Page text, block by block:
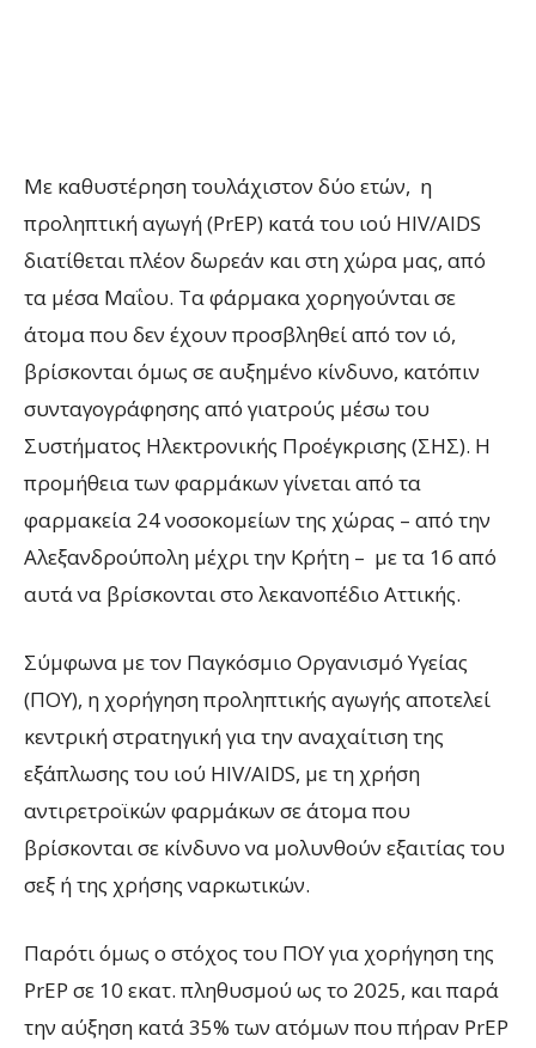
Με καθυστέρηση τουλάχιστον δύο ετών, η
προληπτική αγωγή (PrEP) κατά του ιού HIV/AIDS
διατίθεται πλέον δωρεάν και στη χώρα μας, από
τα μέσα Μαΐου. Τα φάρμακα χορηγούνται σε
άτομα που δεν έχουν προσβληθεί από τον ιό,
βρίσκονται όμως σε αυξημένο κίνδυνο, κατόπιν
συνταγογράφησης από γιατρούς μέσω του
Συστήματος Ηλεκτρονικής Προέγκρισης (ΣΗΣ). Η
προμήθεια των φαρμάκων γίνεται από τα
φαρμακεία 24 νοσοκομείων της χώρας – από την
Αλεξανδρούπολη μέχρι την Κρήτη – με τα 16 από
αυτά να βρίσκονται στο λεκανοπέδιο Αττικής.
Σύμφωνα με τον Παγκόσμιο Οργανισμό Υγείας
(ΠΟΥ), η χορήγηση προληπτικής αγωγής αποτελεί
κεντρική στρατηγική για την αναχαίτιση της
εξάπλωσης του ιού HIV/AIDS, με τη χρήση
αντιρετροϊκών φαρμάκων σε άτομα που
βρίσκονται σε κίνδυνο να μολυνθούν εξαιτίας του
σεξ ή της χρήσης ναρκωτικών.
Παρότι όμως ο στόχος του ΠΟΥ για χορήγηση της
PrEP σε 10 εκατ. πληθυσμού ως το 2025, και παρά
την αύξηση κατά 35% των ατόμων που πήραν PrEP